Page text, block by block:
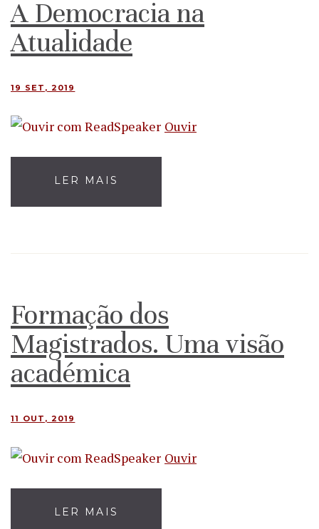
A Democracia na
Atualidade
19 SET, 2019
Ouvir
LER MAIS
Formação dos
Magistrados. Uma visão
académica
11 OUT, 2019
Ouvir
LER MAIS